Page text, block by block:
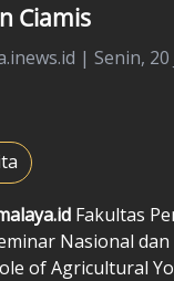
Ciamis
| Senin,
Fakultas
Nasional
of Agricultural